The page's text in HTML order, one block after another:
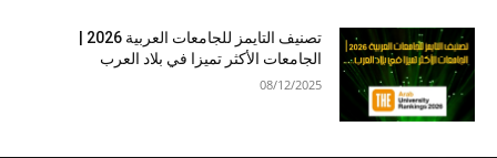
تصنيف التايمز للجامعات العربية 2026 |
الجامعات الأكثر تميزا في بلاد العرب
08/12/2025